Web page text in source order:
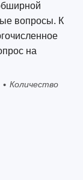
вопросы. К
на
Количество